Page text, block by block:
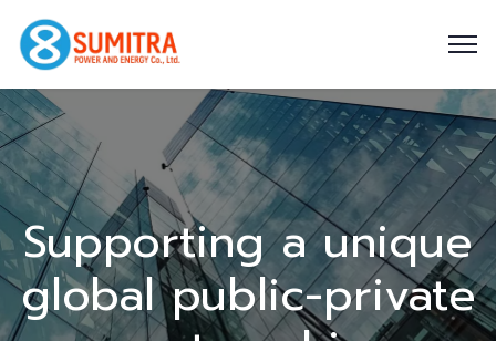
Supporting a unique
global public-private